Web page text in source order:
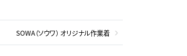
SOWA（ソウワ） オリジナル作業着